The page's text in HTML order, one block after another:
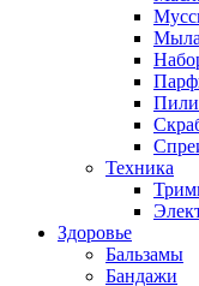
Мыла
Техника
Здоровье
Бальзамы
Бандажи